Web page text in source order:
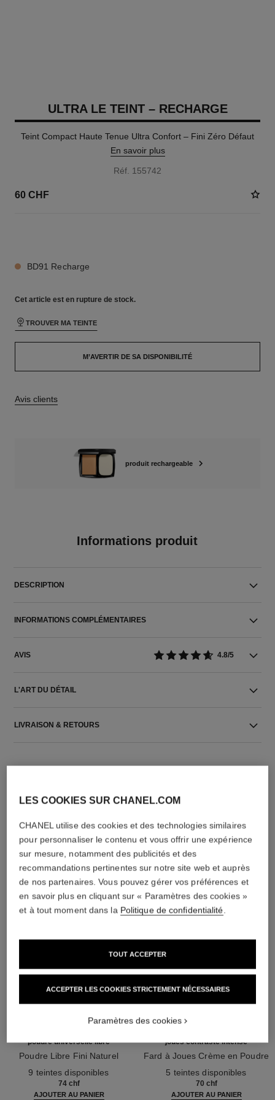
ULTRA LE TEINT – RECHARGE
Teint Compact Haute Tenue Ultra Confort – Fini Zéro Défaut
En savoir plus
Réf. 155742
60 CHF
BD91 Recharge
Cet article est en rupture de stock.
TROUVER MA TEINTE
M’AVERTIR DE SA DISPONIBILITÉ
Avis clients
produit rechargeable
Informations produit
DESCRIPTION
INFORMATIONS COMPLÉMENTAIRES
AVIS 4.8/5
L'ART DU DÉTAIL
LIVRAISON & RETOURS
L'ACCORD PARFAIT
poudre universelle libre
Poudre Libre Fini Naturel
9 teintes disponibles
74 chf
AJOUTER AU PANIER
joues contraste intense
Fard à Joues Crème en Poudre
5 teintes disponibles
70 chf
AJOUTER AU PANIER
LES COOKIES SUR CHANEL.COM
CHANEL utilise des cookies et des technologies similaires
pour personnaliser le contenu et vous offrir une expérience
sur mesure, notamment des publicités et des
recommandations pertinentes sur notre site web et auprès
de nos partenaires. Vous pouvez gérer vos préférences et
en savoir plus en cliquant sur « Paramètres des cookies »
et à tout moment dans la Politique de confidentialité.
ACCEPTER LES COOKIES STRICTEMENT NÉCESSAIRES
TOUT ACCEPTER
Paramètres des cookies